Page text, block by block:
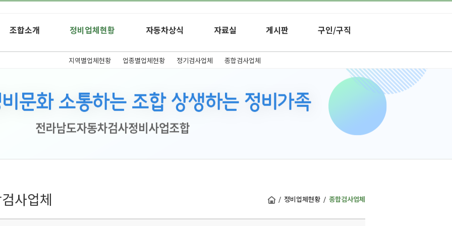
조합소개 정비업체현황 자동차상식 자료실 게시판 구인/구직
지역별업체현황 업종별업체현황 정기검사업체 종합검사업체
사업체 / 정비업체현황 / 종합검사업체